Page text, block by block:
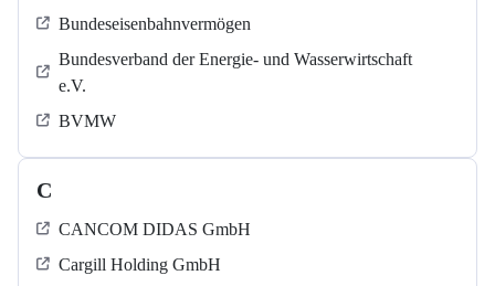
Bundeseisenbahnvermögen
Bundesverband der Energie- und Wasserwirtschaft
e.V.
BVMW
C
CANCOM DIDAS GmbH
Cargill Holding GmbH